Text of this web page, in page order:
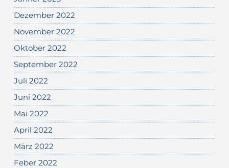
Dezember 2022
November 2022
Oktober 2022
September 2022
Juli 2022
Juni 2022
Mai 2022
April 2022
März 2022
Feber 2022